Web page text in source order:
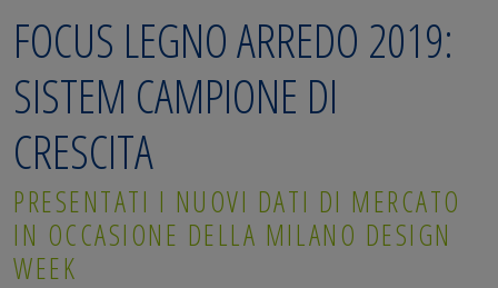
FOCUS LEGNO ARREDO 2019:
SISTEM CAMPIONE DI
CRESCITA
PRESENTATI I NUOVI DATI DI MERCATO
IN OCCASIONE DELLA MILANO DESIGN
WEEK